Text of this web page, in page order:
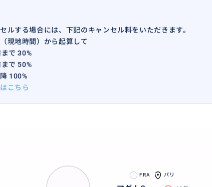
ルする場合には、下記のキャンセル料をいただきます。
現地時間）から起算して
で 30%
で 50%
100%
こちら
FRA パリ